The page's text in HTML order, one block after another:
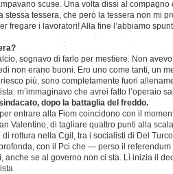
scuse. Una volta dissi al compagno
stessa tessera, che però la tessera non mi
fregare i lavoratori! Alla fine l’abbiamo
sognavo di farlo per mestiere. Non
non erano buoni. Ero uno come tanti, un
più, sono completamente fuori
m’immaginavo che avrei fatto l’operaio
dopo la battaglia del freddo.
entrare alla Fiom coincidono con il
Valentino, di tagliare quattro punti alla
rottura nella Cgil, tra i socialisti di Del
con il Pci che — perso il
se al governo non ci sta. Lì inizia il